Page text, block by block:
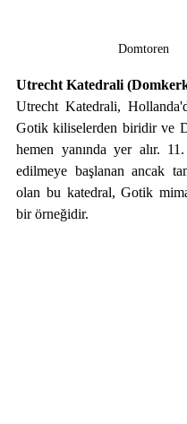
Domtoren
Utrecht Katedrali
Utrecht Katedrali,
Gotik kiliselerden biridir ve
hemen yanında yer alır.
edilmeye başlanan ancak
olan bu katedral, Gotik
bir örneğidir.